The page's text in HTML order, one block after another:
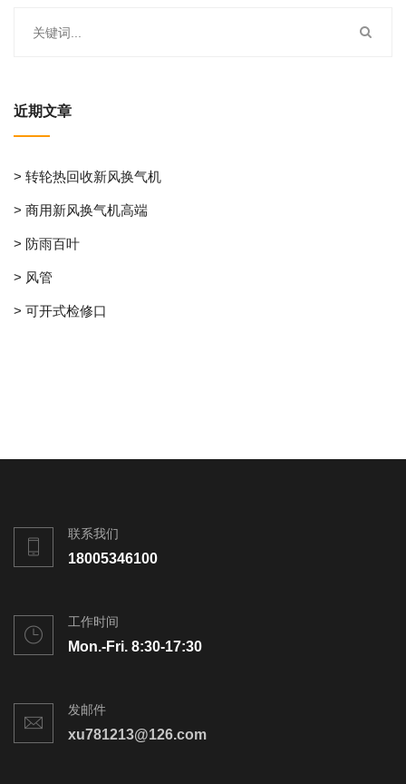
近期文章
> 转轮热回收新风换气机
> 商用新风换气机高端
> 防雨百叶
> 风管
> 可开式检修口
联系我们
18005346100
工作时间
Mon.-Fri. 8:30-17:30
发邮件
xu781213@126.com